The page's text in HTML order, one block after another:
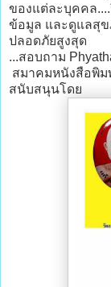
ของแต่ละบุคคล
ข้อมูล และดูแลสุ
ปลอดภัยสูงสุด
...สอบถาม
สมาคมหนังสือพิม
สนับสนุนโดย